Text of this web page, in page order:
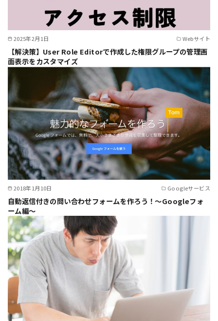
2025年2月1日 Webサイト
【解決策】User Role Editorで作成した権限グループの管理画
面表示をカスタマイズ
2018年1月10日 Googleサービス
自動返信付きの問い合わせフォームを作ろう！～Googleフォ
ーム編～